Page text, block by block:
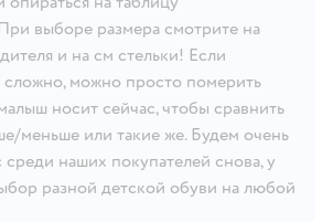
выборе размера смотрите на
и на см стельки! Если
сложно, можно просто померить
носит сейчас, чтобы сравнить
меньше или такие же. Будем очень
среди наших покупателей снова, у
разной детской обуви на любой